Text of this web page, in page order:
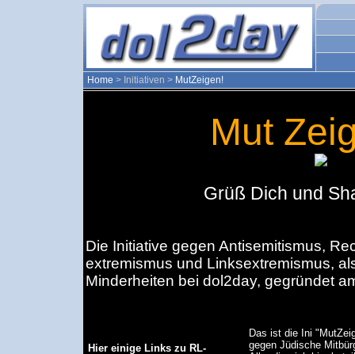
Home > Initiativen > MutZeigen!
Mut
Grüß Dich und
Die Initiative gegen Antisemitismus,
extremismus und Linksextremismus,
Minderheiten bei dol2day, gegründet
Hier einige Links zu RL-
Das ist die Ini
gegen Jüdische